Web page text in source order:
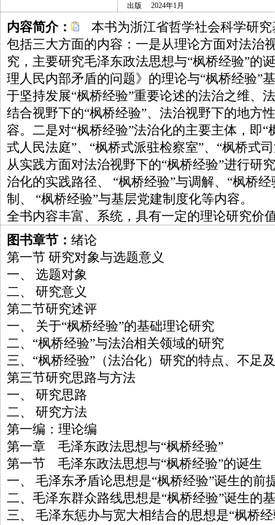
出版
2024年1月
内容简介：
本书为浙江省哲学社会科学研
包括三大方面的内容：一是从理论方面对法治
究，主要研究毛泽东政法思想与“枫桥经验”的
理人民内部矛盾的问题》的理论与“枫桥经验”
于坚持发展“枫桥经验”重要论述的法治之维、
结合视野下的“枫桥经验”、法治视野下的地方
容。二是对“枫桥经验”法治化的主要主体，即“
式人民法庭”、“枫桥式派驻检察室”、“枫桥式
从实践方面对法治视野下的“枫桥经验”进行研
治化的实践路径、 “枫桥经验”与调解、“枫桥
制、 “枫桥经验”与基层党建制度化等内容。
全书内容丰富、系统，具有一定的理论研究价
图书章节： 绪论
第一节 研究对象与选题意义
一、 选题对象
二、 研究意义
第二节研究述评
一、 关于“枫桥经验”的基础理论研究
二、“枫桥经验”与法治相关领域的研究
三、“枫桥经验”（法治化）研究的特点、不足
第三节研究思路与方法
一、 研究思路
二、 研究方法
第一编：理论编
第一章 毛泽东政法思想与“枫桥经验”
第一节 毛泽东政法思想与“枫桥经验”的诞生
一、 毛泽东矛盾论思想是“枫桥经验”诞生的前
二、毛泽东群众路线思想是“枫桥经验”诞生的
三、 毛泽东惩办与宽大相结合的思想是“枫桥